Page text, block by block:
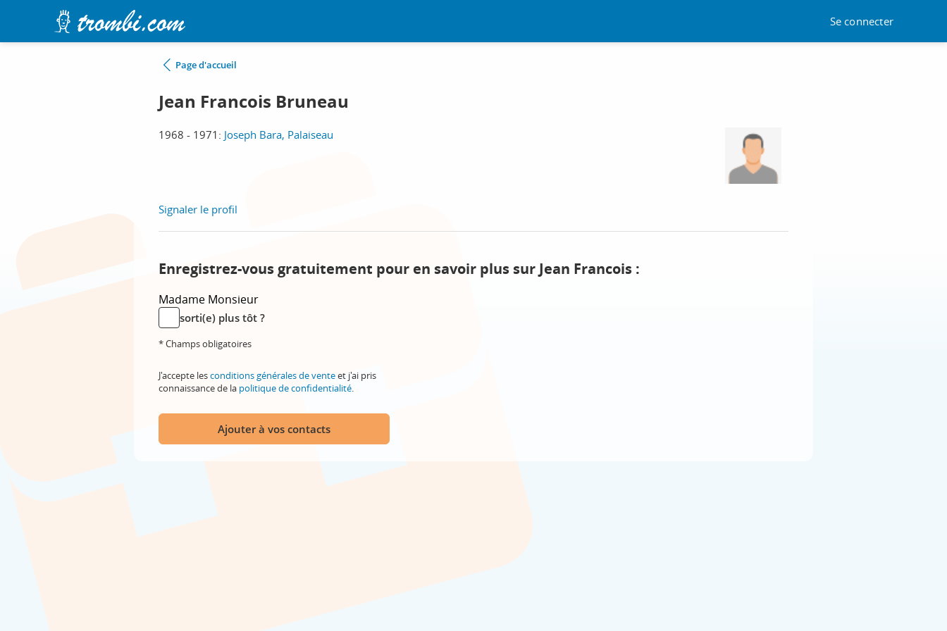
Se connecter
Page d'accueil
Jean Francois Bruneau
1968 - 1971: Joseph Bara, Palaiseau
Signaler le profil
Enregistrez-vous gratuitement pour en savoir plus sur Jean Francois :
Madame Monsieur
sorti(e) plus tôt ?
* Champs obligatoires
J'accepte lesconditions générales de venteet j'ai pris
connaissance de la politique de confidentialité.
Ajouter à vos contacts